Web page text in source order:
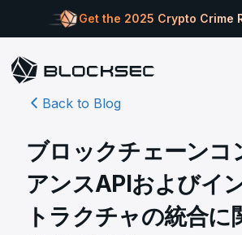
Get the 2025 Crypto Crime
Back to Blog
ブロックチェーンコ
アンスAPIおよびイ
トラクチャの統合に